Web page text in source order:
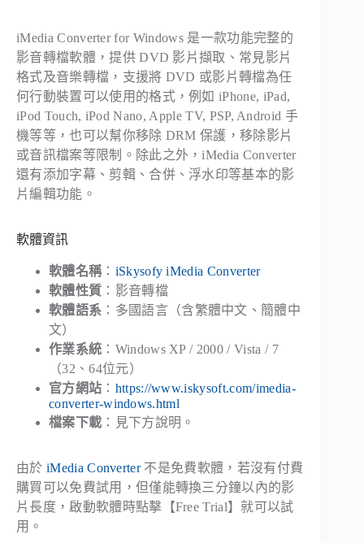
iMedia Converter for Windows 是一款功能完整的
影音轉檔軟體，提供 DVD 影片擷取、常見影片
格式及音樂轉檔，支援將 DVD 或影片轉檔為任
何行動裝置可以使用的格式，例如 iPhone, iPad,
iPod Touch, iPod Nano, Apple TV, PSP, Android 手
機等等，也可以幫你移除 DRM 保護，移除影片
或音訊檔案等限制。除此之外，iMedia Converter
還有添加字幕、剪輯、合併、浮水印等基本的影
片編輯功能。
軟體資訊
軟體名稱： iSkysofy iMedia Converter
軟體性質 ：影音轉檔
軟體語系 ：多國語言（含繁體中文、簡體中
文）
作業系統 ：Windows XP / 2000 / Vista / 7
（32、64位元）
官方網站 ： https://www.iskysoft.com/imedia-
converter-windows.html
檔案下載 ：見下方說明。
由於 iMedia Converter不是免費軟體，若沒有付費
購買可以免費試用，但僅能轉換三分鐘以內的影
片長度，啟動軟體時點擊【Free Trial】就可以試
用。